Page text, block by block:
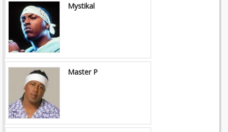
Mystikal
Master P